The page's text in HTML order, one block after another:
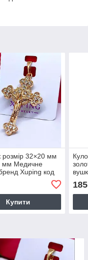
розмір 32×20 мм
мм Медичне
Xuping код
Купити
185